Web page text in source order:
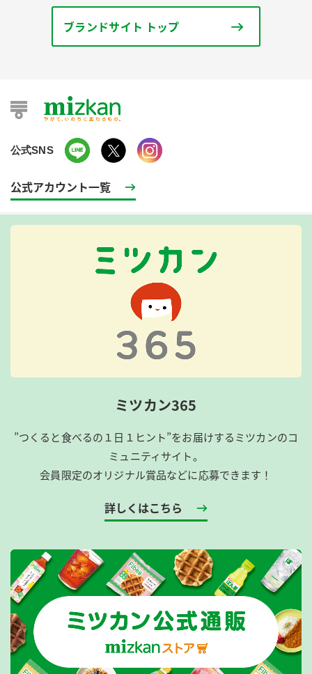
ブランドサイト トップ
公式SNS
公式アカウント一覧
ミツカン365
”つくると食べるの１日１ヒント”をお届けするミツカンのコ
ミュニティサイト。
会員限定のオリジナル賞品などに応募できます！
詳しくはこちら